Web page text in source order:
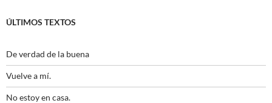
ÚLTIMOS TEXTOS
De verdad de la buena
Vuelve a mí.
No estoy en casa.